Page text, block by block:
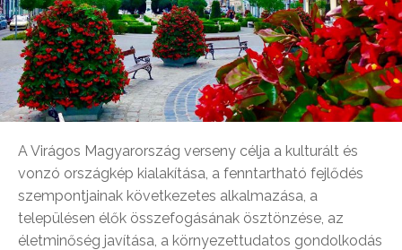
A Virágos Magyarország verseny célja a kulturált és
vonzó országkép kialakítása, a fenntartható fejlődés
szempontjainak következetes alkalmazása, a
településen élők összefogásának ösztönzése, az
életminőség javítása, a környezettudatos gondolkodás